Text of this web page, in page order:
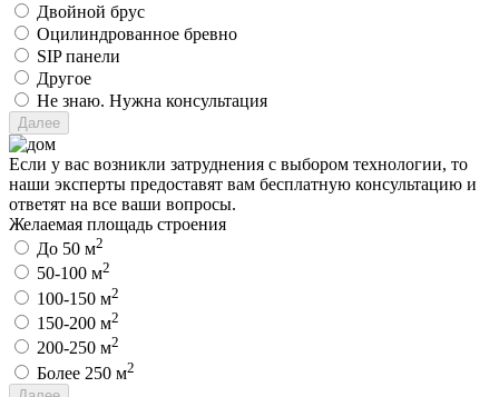
Двойной брус
Оцилиндрованное бревно
SIP панели
Другое
Не знаю. Нужна консультация
Если у вас возникли затруднения с выбором технологии, то
наши эксперты предоставят вам бесплатную консультацию и
ответят на все ваши вопросы.
Желаемая площадь строения
До 50 м2
50-100 м2
100-150 м2
150-200 м2
200-250 м2
Более 250 м2